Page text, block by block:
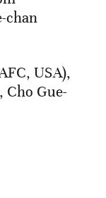
chan
USA),
Cho Gue-